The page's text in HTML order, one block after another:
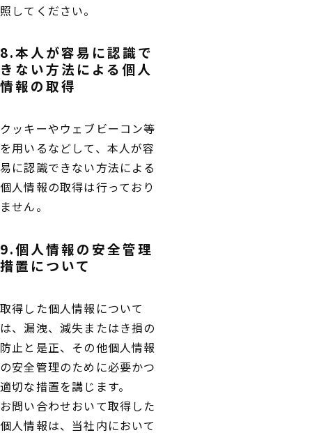
照してください。
8.本人が容易に認識で
きない方法による個人
情報の取得
クッキーやウェブビーコン等
を用いるなどして、本人が容
易に認識できない方法による
個人情報の取得は行っており
ません。
9.個人情報の安全管理
措置について
取得した個人情報について
は、漏洩、減失またはき損の
防止と是正、その他個人情報
の安全管理のために必要かつ
適切な措置を講じます。
お問い合わせおいて取得した
個人情報は、当社内において